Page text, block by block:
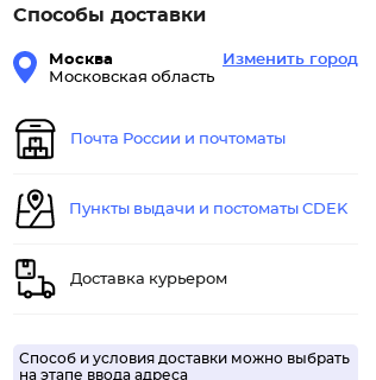
Способы доставки
Москва
Московская область
Изменить город
Почта России и почтоматы
Пункты выдачи и постоматы CDEK
Доставка курьером
Способ и условия доставки можно выбрать
на этапе ввода адреса